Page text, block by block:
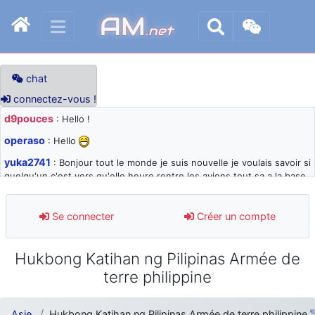
AM.net
chat
connectez-vous !
d9pouces : Hello !
operaso : Hello
yuka2741 : Bonjour tout le monde je suis nouvelle je voulais savoir si
quelqu'un c'est vers qu'elle heure rentre les avions tout sa a la base
d9pouces: désolé pour les quelques blocages du site ces derniers
jours : je teste des méthodes contre le spam et les bots trop nocifs
paxwax : Super, la nouvelle bannière
: je suis un avion@,._,+ > lesquels ? je ne suis pas sûr de
Se connecter Créer un compte
Hukbong Katihan ng Pilipinas Armée de
terre philippine